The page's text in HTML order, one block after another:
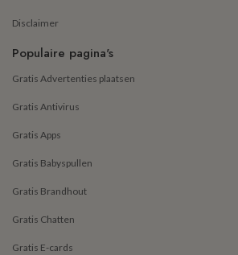
Disclaimer
Populaire pagina's
Gratis Advertenties plaatsen
Gratis Antivirus
Gratis Apps
Gratis Babyspullen
Gratis Brandhout
Gratis Chatten
Gratis E-cards